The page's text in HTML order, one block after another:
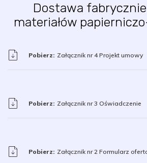
Dostawa
materiałów
Pobierz: Załącznik nr 4 Projekt umowy
Pobierz: Załącznik nr 3 Oświadczenie
Pobierz: Załącznik nr 2 Formularz